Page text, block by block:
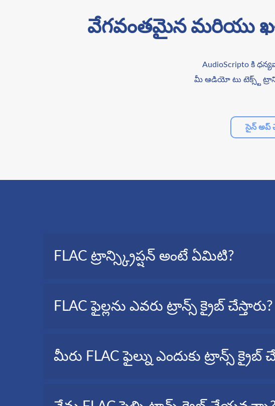
వేగవంతమైన మరియు
AudioScripto కి
మీ ఆడియో టు టెక్స్ట్
సైన్ అప్
FLAC ట్రాన్స్క్రిప్షన్ అంటే ఏమిటి?
ఆడియో ట్రాన్స్క్రిప్షన్ అని కూడా పిలువబడే FLACట్రాన్స్క్రిప్షన్, మీ
FLAC ఫైల్లను ఎవరు ట్రాన్స్ క్రైబ్ చేస్తారు?
జర్నలిస్టులు, వీడియో మేకర్స్, ప్రైవేట్ వ్యక్తులు, విద్యార్థులు మొదలగు
మీరు FLAC ఫైల్ను ఎందుకు ట్రాన్స్
FLAC ని టెక్స్ట్ కి ట్రాన్స్ క్రైబ్ చేయడం కొన్ని సందర్భాల్లో ఉపయోగకరంగా